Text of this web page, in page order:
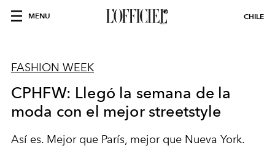
MENU CHILE
FASHION WEEK
CPHFW: Llegó la semana de la
moda con el mejor streetstyle
Así es. Mejor que París, mejor que Nueva York.